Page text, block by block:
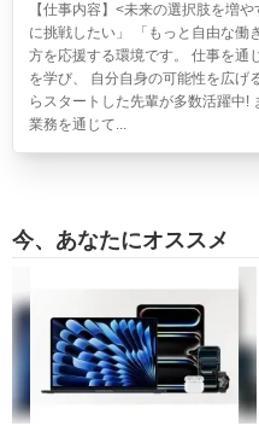
【仕事内容】<未来の選択肢を増
に挑戦したい」 「もっと自由な働
方を応援する環境です。 仕事を通
を学び、 自分自身の可能性を広げ
らスタートした先輩が多数活躍中!
業務を通じて...
今、あなたにオススメ